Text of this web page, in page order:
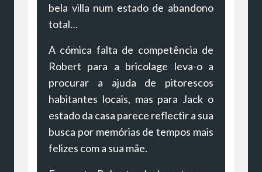
bela villa num estado de abandono
total…
A cómica falta de competência de
Robert para a bricolage leva-o a
procurar a ajuda de pitorescos
habitantes locais, mas para Jack o
estado da casa parece reflectir a sua
busca por memórias de tempos mais
felizes com a sua mãe.